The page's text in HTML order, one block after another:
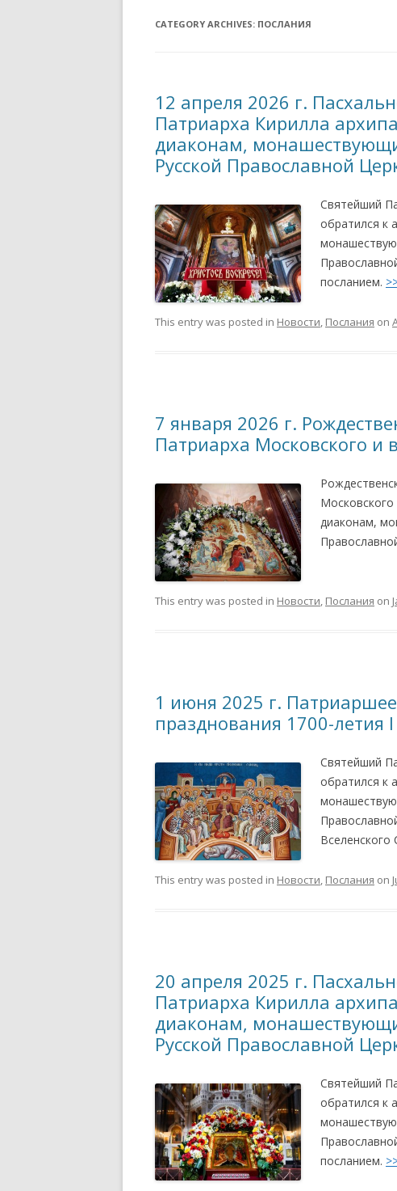
ПРИХОДСКАЯ ЖИЗНЬ
СТАТЬИ, ИНТЕРВЬЮ
ОБЪЯВЛЕНИЯ
CATEGORY ARCHIVES: ПОСЛАНИЯ
12 апреля 2026 г.
Патриарха Кирилла
диаконам,
Русской Православной
Святейший
обратился к
посланием.
This entry was posted in Новости Послания on
7 января 2026 г.
Патриарха Московского и
диаконам,
This entry was posted in Новости Послания on
1 июня 2025 г.
празднования 1700-летия
Святейший
обратился к
Вселенского
This entry was posted in Новости Послания on
20 апреля 2025 г.
Патриарха Кирилла
диаконам,
Русской Православной
Святейший
обратился к
посланием.